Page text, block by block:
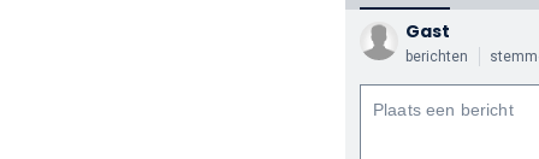
Gast
berichten